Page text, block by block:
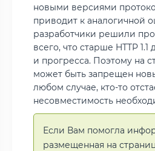
новыми версиями
приводит к аналогичной
разработчики решили
всего, что старше HTTP 1.1
и прогресса. Поэтому на
может быть запрещен
любом случае, кто-то
несовместимость
Если Вам помогла
размещенная на